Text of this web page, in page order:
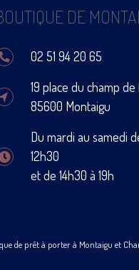
DE
02 51 94 20 65
19 place du champ de
85600 Montaigu
Du mardi au samedi
12h30
et de 14h30 à 19h
de prêt à porter à Montaigu et